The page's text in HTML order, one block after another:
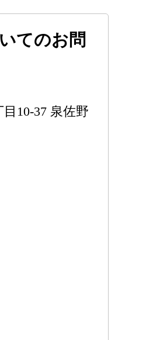
てのお問
10-37 泉佐野